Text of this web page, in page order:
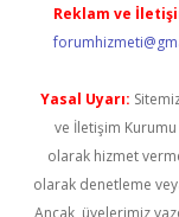
Reklam ve
Yasal Uyarı:
ve İletişim Kurumu
olarak hizmet
olarak denetleme
Ancak, üyelerimiz